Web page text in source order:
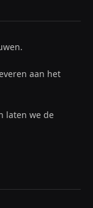
aan het
laten we de